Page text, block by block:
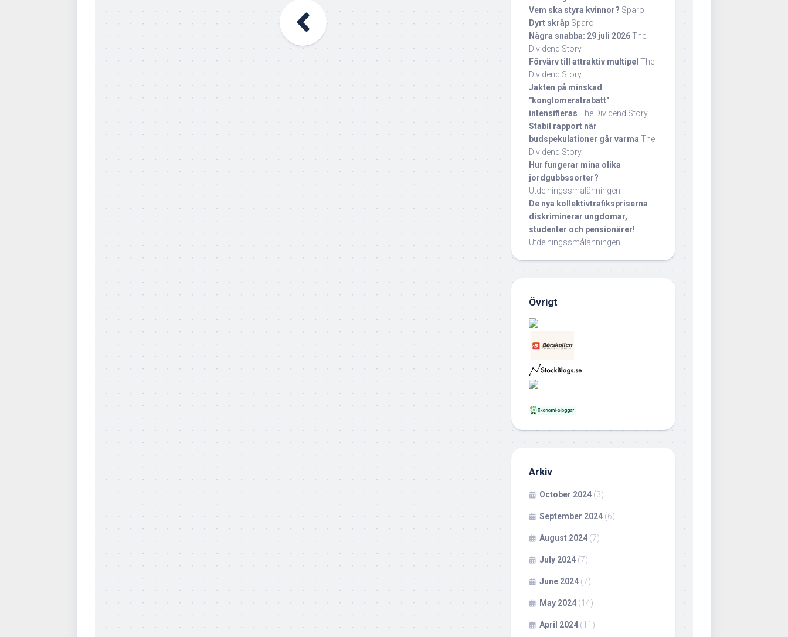
Vem ska styra kvinnor? Sparo
Dyrt skräp Sparo
Några snabba: 29 juli 2026The
Dividend Story
Förvärv till attraktiv multipel The
Dividend Story
Jakten på minskad
"konglomeratrabatt"
intensifieras The Dividend Story
Stabil rapport när
budspekulationer går varma The
Dividend Story
Hur fungerar mina olika
jordgubbssorter?
Utdelningssmålänningen
De nya kollektivtrafikspriserna
diskriminerar ungdomar,
studenter och pensionärer!
Utdelningssmålänningen
Övrigt
Arkiv
October 2024 (3)
September 2024 (6)
August 2024 (7)
July 2024 (7)
June 2024 (7)
May 2024 (14)
April 2024 (11)